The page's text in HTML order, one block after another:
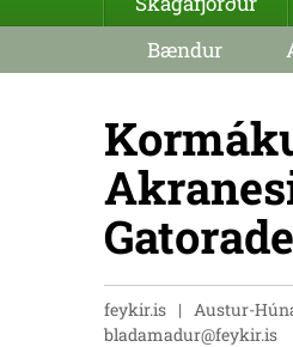
feykir.is Austur-
bladamadur@feykir.is
Bændur